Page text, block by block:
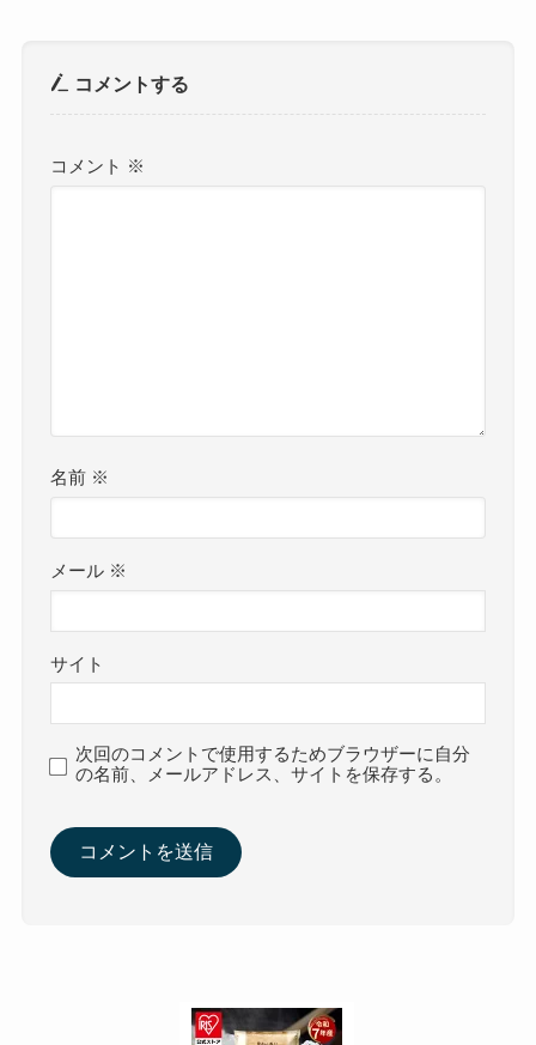
コメントする
コメント ※
名前 ※
メール ※
サイト
次回のコメントで使用するためブラウザーに自分
の名前、メールアドレス、サイトを保存する。